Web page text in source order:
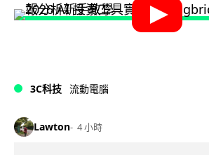
3C科技 流動電腦
Lawton 4 小時